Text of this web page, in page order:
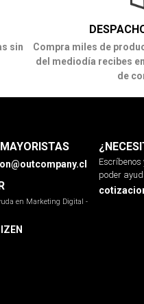
sin
Compra miles de
del mediodía recibes
de
en Marketing Digital -
poder